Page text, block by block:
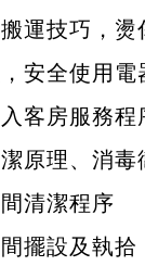
運技巧，
安全使用電
客房服務程
原理、消毒
清潔程序
擺設及執拾